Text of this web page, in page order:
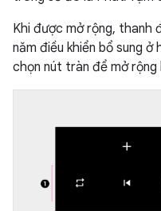
Khi được mở rộng, thanh
năm điều khiển bổ sung
chọn nút tràn để mở